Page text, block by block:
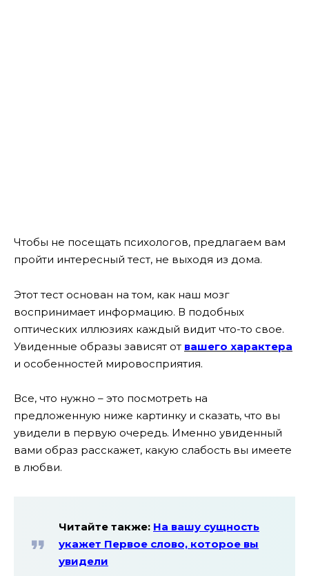
Чтобы не посещать психологов, предлагаем вам
пройти интересный тест, не выходя из дома.
Этот тест основан на том, как наш мозг
воспринимает информацию. В подобных
оптических иллюзиях каждый видит что-то свое.
Увиденные образы зависят от вашего характера
и особенностей мировосприятия.
Все, что нужно – это посмотреть на
предложенную ниже картинку и сказать, что вы
увидели в первую очередь. Именно увиденный
вами образ расскажет, какую слабость вы имеете
в любви.
Читайте также: На вашу сущность
укажет Первое слово, которое вы
увидели